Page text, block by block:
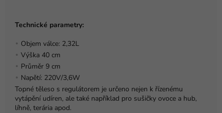
Technické parametry:
Objem válce: 2,32L
Výška 40 cm
Průměr 9 cm
Napětí: 220V/3,6W
Topné těleso s regulátorem je určeno nejen k řízenému
vytápění udíren, ale také například pro sušičky ovoce a hub,
líhně, terária apod.